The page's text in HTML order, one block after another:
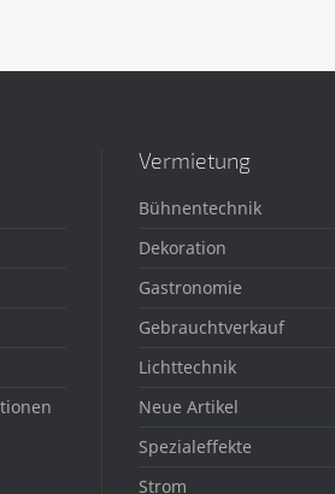
Vermietung
Bühnentechnik
Dekoration
Gastronomie
Gebrauchtverkauf
Lichttechnik
Neue Artikel
Spezialeffekte
Strom